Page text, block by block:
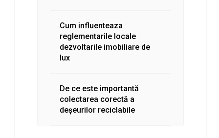
Cum influenteaza
reglementarile locale
dezvoltarile imobiliare de
lux
De ce este importantă
colectarea corectă a
deșeurilor reciclabile